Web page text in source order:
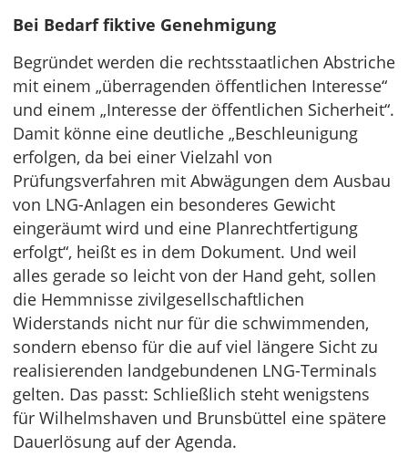
Bei Bedarf fiktive Genehmigung
Begründet werden die rechtsstaatlichen Abstriche
mit einem „überragenden öffentlichen Interesse“
und einem „Interesse der öffentlichen Sicherheit“.
Damit könne eine deutliche „Beschleunigung
erfolgen, da bei einer Vielzahl von
Prüfungsverfahren mit Abwägungen dem Ausbau
von LNG-Anlagen ein besonderes Gewicht
eingeräumt wird und eine Planrechtfertigung
erfolgt“, heißt es in dem Dokument. Und weil
alles gerade so leicht von der Hand geht, sollen
die Hemmnisse zivilgesellschaftlichen
Widerstands nicht nur für die schwimmenden,
sondern ebenso für die auf viel längere Sicht zu
realisierenden landgebundenen LNG-Terminals
gelten. Das passt: Schließlich steht wenigstens
für Wilhelmshaven und Brunsbüttel eine spätere
Dauerlösung auf der Agenda.